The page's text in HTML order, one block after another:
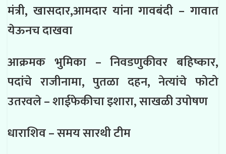
मंत्री, खासदार,आमदार यांना गावबंदी – गावात
येऊनच दाखवा
आक्रमक भुमिका – निवडणुकीवर बहिष्कार,
पदांचे राजीनामा, पुतळा दहन, नेत्यांचे फोटो
उतरवले – शाईफेकीचा इशारा, साखळी उपोषण
धाराशिव – समय सारथी टीम